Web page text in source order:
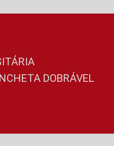
DOBRÁVEL